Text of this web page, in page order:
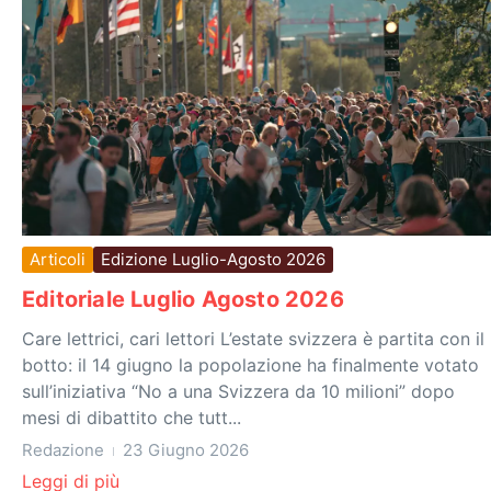
Articoli Edizione Luglio-Agosto 2026
Editoriale Luglio Agosto 2026
Care lettrici, cari lettori L’estate svizzera è partita con il
botto: il 14 giugno la popolazione ha finalmente votato
sull’iniziativa “No a una Svizzera da 10 milioni” dopo
mesi di dibattito che tutt...
Redazione 23 Giugno 2026
Leggi di più